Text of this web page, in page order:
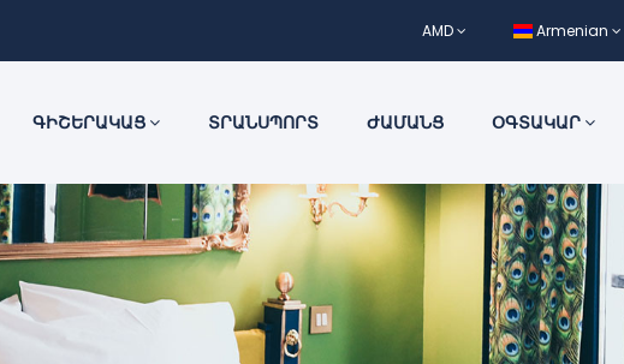
AMD Armenian
ԳԻՇԵՐԱԿԱՑ ՏՐԱՆՍՊՈՐՏ ԺԱՄԱՆՑ ՕԳՏԱԿԱՐ